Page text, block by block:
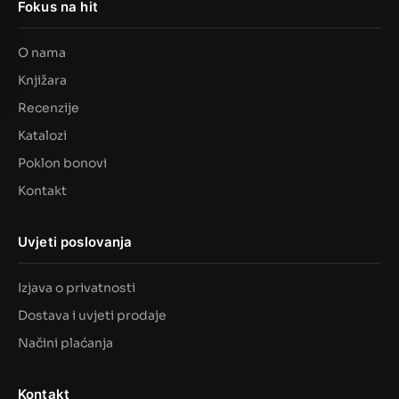
Fokus na hit
O nama
Knjižara
Recenzije
Katalozi
Poklon bonovi
Kontakt
Uvjeti poslovanja
Izjava o privatnosti
Dostava i uvjeti prodaje
Načini plaćanja
Kontakt